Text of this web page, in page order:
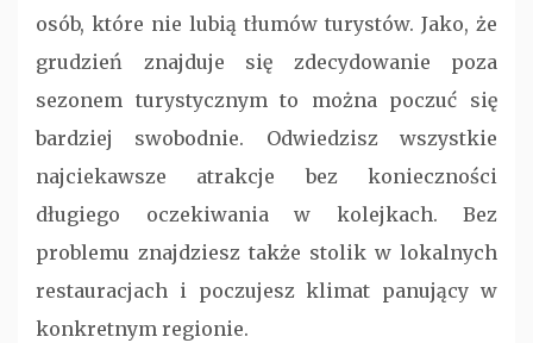
osób, które nie lubią tłumów turystów. Jako, że
grudzień znajduje się zdecydowanie poza
sezonem turystycznym to można poczuć się
bardziej swobodnie. Odwiedzisz wszystkie
najciekawsze atrakcje bez konieczności
długiego oczekiwania w kolejkach. Bez
problemu znajdziesz także stolik w lokalnych
restauracjach i poczujesz klimat panujący w
konkretnym regionie.